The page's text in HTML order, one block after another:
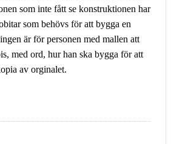
som inte fått se konstruktionen har
som behövs för att bygga en
är för personen med mallen att
med ord, hur han ska bygga för att
av orginalet.